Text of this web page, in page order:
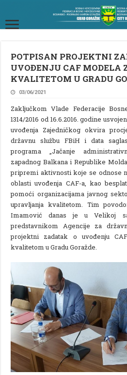
POTPISAN PROJEKTNI
UVOĐENJU CAF MODELA
KVALITETOM U GRADU
03/06/2021
Zaključkom Vlade Federacije
1314/2016 od 16.6.2016. godine
uvođenja Zajedničkog okvira
državnu službu FBiH i data
programa „Jačanje
zapadnog Balkana i Republike
pripremi aktivnosti koje se odnose
oblasti uvođenja CAF-a, kao
pomoći organizacijama javnog
upravljanja kvalitetom. Tim
Imamović danas je u Velikoj
predstavnikom Agencije za
projektni zadatak o uvođenju
kvalitetom u Gradu Goražde.